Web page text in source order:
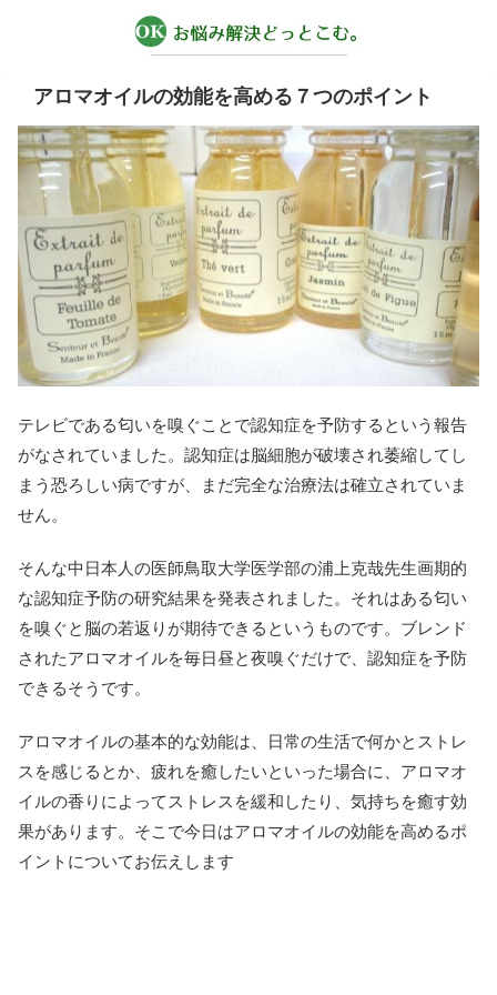
アロマオイルの効能を高める７つのポイント
テレビである匂いを嗅ぐことで認知症を予防するという報告
がなされていました。認知症は脳細胞が破壊され萎縮してし
まう恐ろしい病ですが、まだ完全な治療法は確立されていま
せん。
そんな中日本人の医師鳥取大学医学部の浦上克哉先生画期的
な認知症予防の研究結果を発表されました。それはある匂い
を嗅ぐと脳の若返りが期待できるというものです。ブレンド
されたアロマオイルを毎日昼と夜嗅ぐだけで、認知症を予防
できるそうです。
アロマオイルの基本的な効能は、日常の生活で何かとストレ
スを感じるとか、疲れを癒したいといった場合に、アロマオ
イルの香りによってストレスを緩和したり、気持ちを癒す効
果があります。そこで今日はアロマオイルの効能を高めるポ
イントについてお伝えします